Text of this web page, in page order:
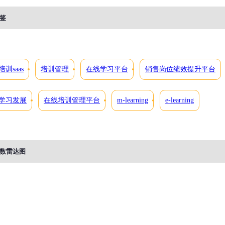
训saas 培训管理 在线学习平台 销售岗位绩效提升平台
习发展 在线培训管理平台 m-learning e-learning
雷达图